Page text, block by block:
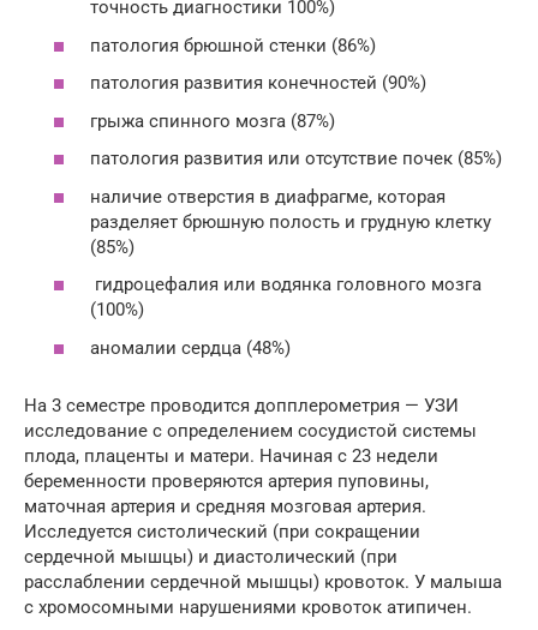
точность диагностики 100%)
патология брюшной стенки (86%)
патология развития конечностей (90%)
грыжа спинного мозга (87%)
патология развития или отсутствие почек (85%)
наличие отверстия в диафрагме, которая
разделяет брюшную полость и грудную клетку
(85%)
гидроцефалия или водянка головного мозга
(100%)
аномалии сердца (48%)
На 3 семестре проводится допплерометрия — УЗИ
исследование с определением сосудистой системы
плода, плаценты и матери. Начиная с 23 недели
беременности проверяются артерия пуповины,
маточная артерия и средняя мозговая артерия.
Исследуется систолический (при сокращении
сердечной мышцы) и диастолический (при
расслаблении сердечной мышцы) кровоток. У малыша
с хромосомными нарушениями кровоток атипичен.